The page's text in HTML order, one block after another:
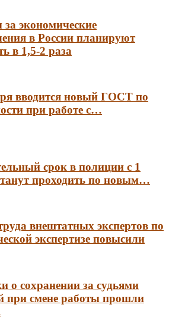
экономические
в России планируют
в 1,5-2 раза
вводится новый ГОСТ по
при работе с…
срок в полиции с 1
проходить по новым…
внештатных экспертов по
экспертизе повысили
о сохранении за судьями
при смене работы прошли